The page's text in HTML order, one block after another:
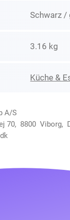
Schwarz /
3.16 kg
Küche &
A/S
70, 8800 Viborg,